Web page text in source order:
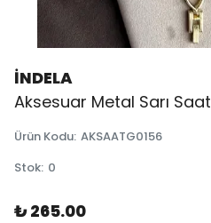
İNDELA
Aksesuar Metal Sarı Saat
Ürün Kodu: AKSAATG0156
Stok: 0
₺ 265.00